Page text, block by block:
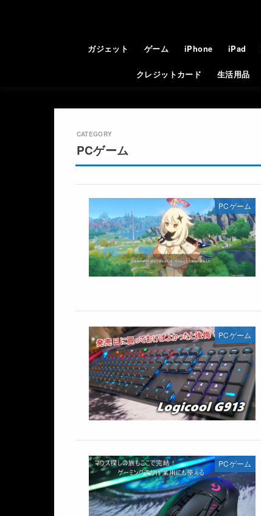
ガジェット ゲーム iPhone iPad
クレジットカード 生活用品
PCゲーム
PCゲーム
PCゲーム
PCゲーム